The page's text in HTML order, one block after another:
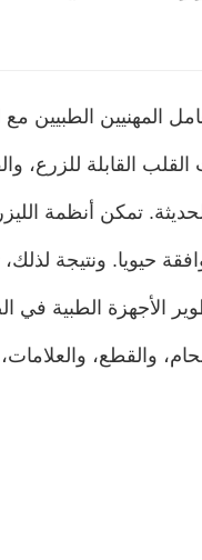
المهنيين الطبيين
القابلة للزرع،
تمكن أنظمة
حيويا. ونتيجة
لتطوير الأجهزة
والقطع،